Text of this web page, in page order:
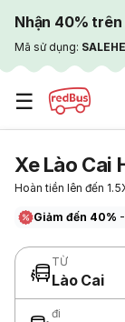
Nhận 40%
Mã sử dụng:
☰
Xe Lào Cai
Hoàn tiền lên đến
Giảm đến 40%
TỪ
Lào Cai
đi